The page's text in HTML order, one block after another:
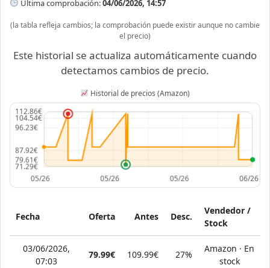
Última comprobación:04/06/2026, 14:57
(la tabla refleja cambios; la comprobación puede existir aunque no cambie
el precio)
Este historial se actualiza automáticamente cuando
detectamos cambios de precio.
Historial de precios (Amazon)
Fecha Oferta Antes Desc.
Vendedor /
Stock
03/06/2026,
07:03
79.99€ 109.99€ 27%
Amazon · En
stock